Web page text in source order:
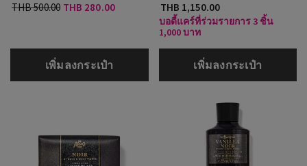
THB 500.00 THB 280.00
เพิ่มลงกระเป๋า
THB 1,150.00
บอดี้แคร์ที่ร่วมรายการ 3 ชิ้น
1,000 บาท
เพิ่มลงกระเป๋า